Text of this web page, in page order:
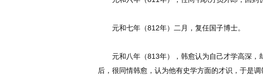
元和七年（812年）二月，复任国子博士。
元和八年（813年），韩愈认为自己才学高深，
后，很同情韩愈，认为他有史学方面的才识，于是